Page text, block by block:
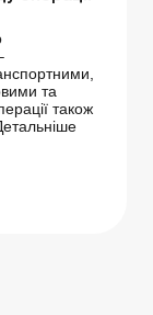
та
також